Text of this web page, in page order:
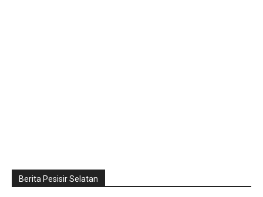
Berita Pesisir Selatan